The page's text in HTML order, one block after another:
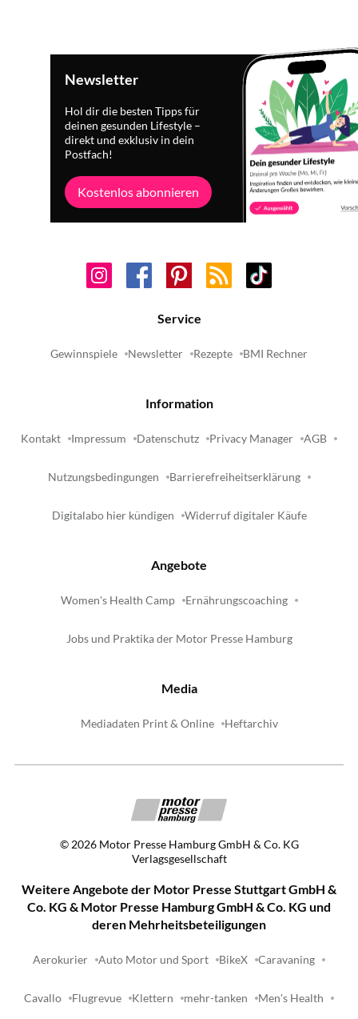
Newsletter
Hol dir die besten Tipps für
deinen gesunden Lifestyle –
direkt und exklusiv in dein
Postfach!
Kostenlos abonnieren
Service
Gewinnspiele Newsletter Rezepte BMI Rechner
Information
Kontakt Impressum Datenschutz Privacy Manager AGB
Nutzungsbedingungen Barrierefreiheitserklärung
Digitalabo hier kündigen Widerruf digitaler Käufe
Angebote
Women's Health Camp Ernährungscoaching
Jobs und Praktika der Motor Presse Hamburg
Media
Mediadaten Print & Online Heftarchiv
© 2026 Motor Presse Hamburg GmbH & Co. KG
Verlagsgesellschaft
Weitere Angebote der Motor Presse Stuttgart GmbH &
Co. KG & Motor Presse Hamburg GmbH & Co. KG und
deren Mehrheitsbeteiligungen
Aerokurier Auto Motor und Sport BikeX Caravaning
Cavallo Flugrevue Klettern mehr-tanken Men's Health